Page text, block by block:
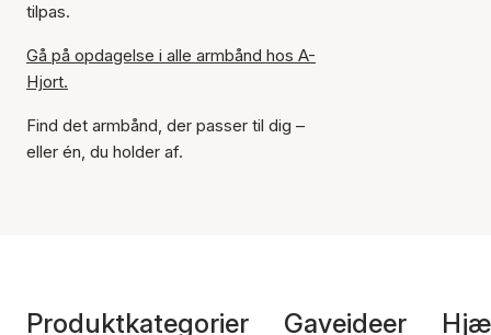
tilpas.
Gå på opdagelse i alle armbånd hos A-
Hjort.
Find det armbånd, der passer til dig –
eller én, du holder af.
Produktkategorier Gaveideer